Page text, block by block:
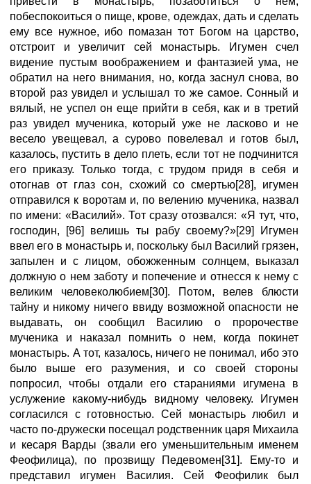
побеспокоиться о пище, крове, одеждах, дать и сделать
ему все нужное, ибо помазан тот Богом на царство,
отстроит и увеличит сей монастырь. Игумен счел
видение пустым воображением и фантазией ума, не
обратил на него внимания, но, когда заснул снова, во
второй раз увидел и услышал то же самое. Сонный и
вялый, не успел он еще прийти в себя, как и в третий
раз увидел мученика, который уже не ласково и не
весело увещевал, а сурово повелевал и готов был,
казалось, пустить в дело плеть, если тот не подчинится
его приказу. Только тогда, с трудом придя в себя и
отогнав от глаз сон, схожий со смертью[28], игумен
отправился к воротам и, по велению мученика, назвал
по имени: «Василий». Тот сразу отозвался: «Я тут, что,
господин, [96] велишь ты рабу своему?»[29] Игумен
ввел его в монастырь и, поскольку был Василий грязен,
запылен и с лицом, обожженным солнцем, выказал
должную о нем заботу и попечение и отнесся к нему с
великим человеколюбием[30]. Потом, велев блюсти
тайну и никому ничего ввиду возможной опасности не
выдавать, он сообщил Василию о пророчестве
мученика и наказал помнить о нем, когда покинет
монастырь. А тот, казалось, ничего не понимал, ибо это
было выше его разумения, и со своей стороны
попросил, чтобы отдали его стараниями игумена в
услужение какому-нибудь видному человеку. Игумен
согласился с готовностью. Сей монастырь любил и
часто по-дружески посещал родственник царя Михаила
и кесаря Варды (звали его уменьшительным именем
Феофилица), по прозвищу Педевомен[31]. Ему-то и
представил игумен Василия. Сей Феофилик был